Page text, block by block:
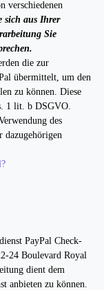
verschiedenen
sich aus Ihrer
Sie
die zur
übermittelt, um den
zu können. Diese
1 lit. b DSGVO.
des
dazugehörigen
PayPal Check-
24 Boulevard Royal
dient dem
anbieten zu können.